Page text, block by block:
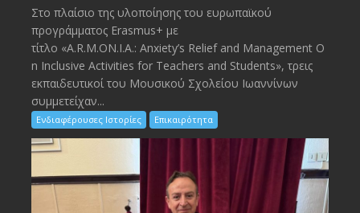
Στο πλαίσιο της υλοποίησης του ευρωπαϊκού
προγράμματος Erasmus+ με
τίτλο «A.R.M.ON.I.A.: Anxiety’s Relief and Management O
n Inclusive Activities for Teachers and Students», τρεις
εκπαιδευτικοί του Μουσικού Σχολείου Ιωαννίνων
συμμετείχαν...
Ενδιαφέρουσες Ιστορίες Επικαιρότητα